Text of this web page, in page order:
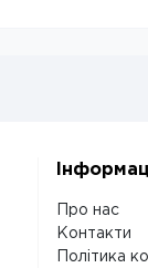
Про нас
Контакти
Політика